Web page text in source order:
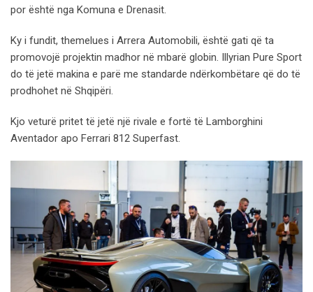
por është nga Komuna e Drenasit.
Ky i fundit, themelues i Arrera Automobili, është gati që ta
promovojë projektin madhor në mbarë globin. Illyrian Pure Sport
do të jetë makina e parë me standarde ndërkombëtare që do të
prodhohet në Shqipëri.
Kjo veturë pritet të jetë një rivale e fortë të Lamborghini
Aventador apo Ferrari 812 Superfast.